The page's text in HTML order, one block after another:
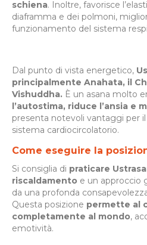
schiena. Inoltre, favorisce
diaframma e dei polmoni,
funzionamento del sistema
Dal punto di vista energetico,
principalmente Anahata, il
Vishuddha. È un asana molto
l’autostima, riduce l’ansia e
presenta notevoli vantaggi per
sistema cardiocircolatorio.
Come eseguire la
Si consiglia di praticare
riscaldamento e un approccio
da una profonda
Questa posizione permette al
completamente al mondo,
emotività.